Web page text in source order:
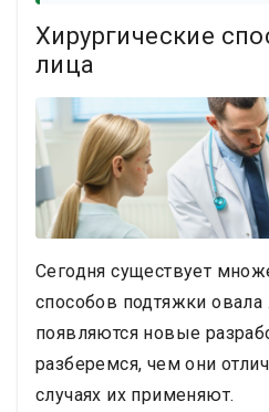
Хирургические
лица
Сегодня существует
способов подтяжки овала
появляются новые
разберемся, чем они
случаях их применяют.